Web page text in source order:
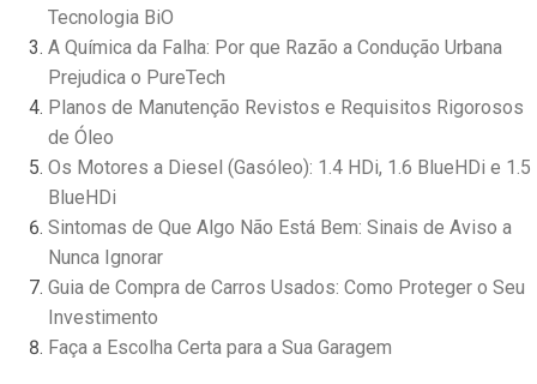
Tecnologia BiO
A Química da Falha: Por que Razão a Condução Urbana
Prejudica o PureTech
Planos de Manutenção Revistos e Requisitos Rigorosos
de Óleo
Os Motores a Diesel (Gasóleo): 1.4 HDi, 1.6 BlueHDi e 1.5
BlueHDi
Sintomas de Que Algo Não Está Bem: Sinais de Aviso a
Nunca Ignorar
Guia de Compra de Carros Usados: Como Proteger o Seu
Investimento
Faça a Escolha Certa para a Sua Garagem